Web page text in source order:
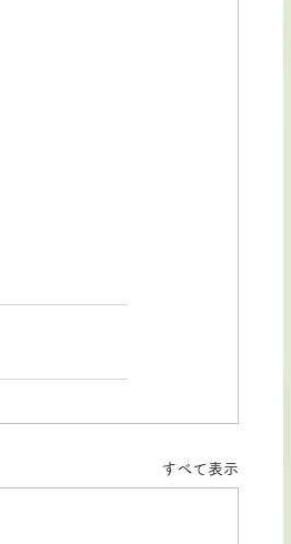
すべて表示